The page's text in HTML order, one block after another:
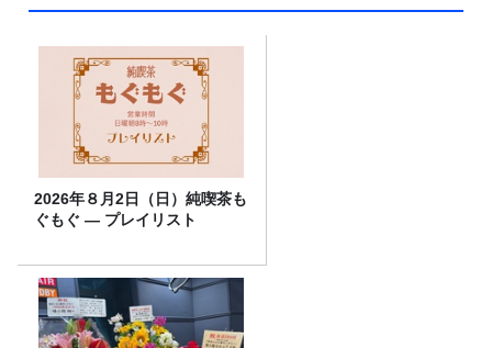
2026年８月2日（日）純喫茶も
ぐもぐ ― プレイリスト